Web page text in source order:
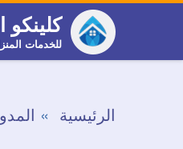
كلينكو
للخدمات
الرئيسية